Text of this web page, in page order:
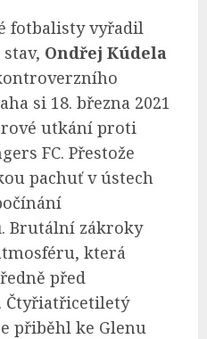
fotbalisty vyřadil
Ondřej Kúdela
si 18. března 2021
utkání proti
FC. Přestože
pachuť v ústech
Brutální zákroky
která
před
Čtyřiatřicetiletý
přiběhl ke Glenu